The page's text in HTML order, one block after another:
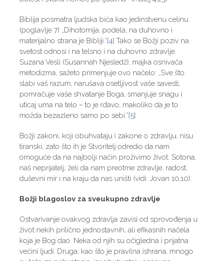
Biblija posmatra ljudska bića kao jedinstvenu celinu
(poglavlje 7) „Dihotomija, podela, na duhovno i
materijalno strana je Bibliji.”[4] Tako se Božji poziv na
svetost odnosi i na telsno i na duhovno zdravlje.
Suzana Vesli (Susannah Njesledž), majka osnivača
metodizma, sažeto primenjuje ovo načelo: „Sve što
slabi vaš razum, narušava osetljivost vaše savesti,
pomračuje vaše shvatanje Boga, smanjuje snagu i
uticaj uma na telo – to je rđavo, makoliko da je to
možda bezazleno samo po sebi.”[5]
Božji zakoni, koji obuhvataju i zakone o zdravlju, nisu
tiranski, zato što ih je Stvoritelj odredio da nam
omoguće da na najbolji način proživimo život. Sotona,
naš neprijatelj, želi da nam preotme zdravlje, radost,
duševni mir i na kraju da nas uništi (vidi: Jovan 10,10).
Božji blagoslov za sveukupno zdravlje
Ostvarivanje ovakvog zdravlja zavisi od sprovođenja u
život nekih prilično jednostavnih, ali efikasnih načela
koja je Bog dao. Neka od njih su očigledna i prijatna
većini ljudi. Druga, kao što je pravilna ishrana, mnogo